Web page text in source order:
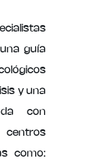
guía
y una
con
como: